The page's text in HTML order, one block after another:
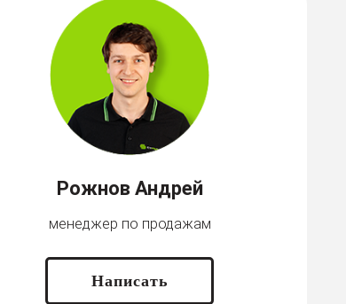
Рожнов Андрей
менеджер по продажам
Написать